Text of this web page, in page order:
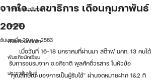
จากใจเลขาธิการ
การเงิน
พันธกิจนักศึกษา
พันธกิจนักเรียน
ประชาสัมพันธ์
จากใจ...เลขาธิการ เดือนกุมภาพันธ์
2020
อัปเดตเมื่อ20 ก.พ. 2563
รับการอบรมจาก อ.อภิชาติ พูลศักดิ์วรสาร ในหัวข้อ
"คุณลักษณะของการเป็นผู้รับใช้" ผ่านจดหมายฝาก 1&2 ทิ